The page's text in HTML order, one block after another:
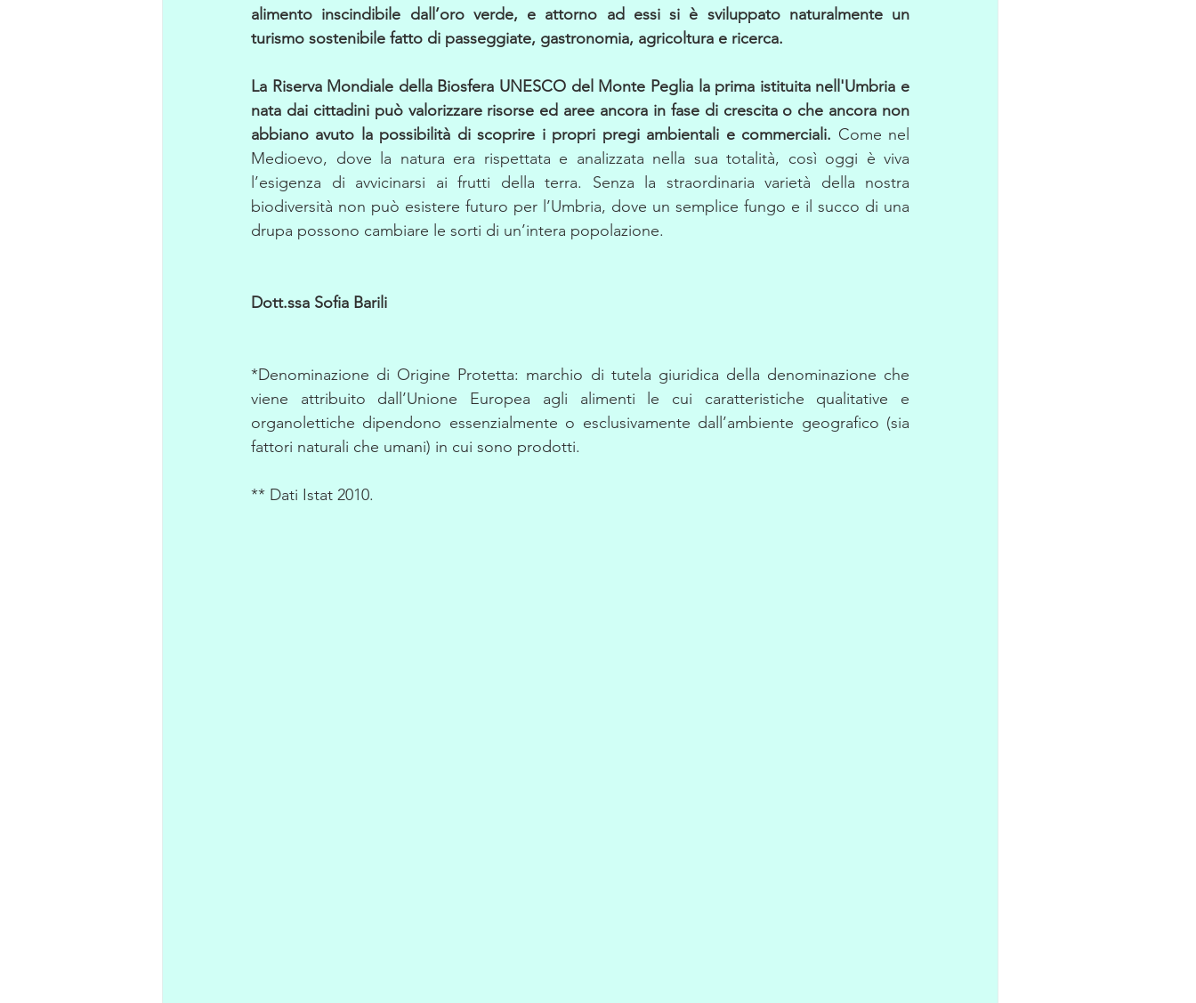
alimento inscindibile dall’oro verde, e attorno ad essi si è sviluppato naturalmente un
turismo sostenibile fatto di passeggiate, gastronomia, agricoltura e ricerca.
La Riserva Mondiale della Biosfera UNESCO del Monte Peglia la prima istituita nell'Umbria e
nata dai cittadini può valorizzare risorse ed aree ancora in fase di crescita o che ancora non
abbiano avuto la possibilità di scoprire i propri pregi ambientali e commerciali. Come nel
Medioevo, dove la natura era rispettata e analizzata nella sua totalità, così oggi è viva
l’esigenza di avvicinarsi ai frutti della terra. Senza la straordinaria varietà della nostra
biodiversità non può esistere futuro per l’Umbria, dove un semplice fungo e il succo di una
drupa possono cambiare le sorti di un’intera popolazione.
Dott.ssa Sofia Barili
*Denominazione di Origine Protetta: marchio di tutela giuridica della denominazione che
viene attribuito dall’Unione Europea agli alimenti le cui caratteristiche qualitative e
organolettiche dipendono essenzialmente o esclusivamente dall’ambiente geografico (sia
fattori naturali che umani) in cui sono prodotti.
** Dati Istat 2010.